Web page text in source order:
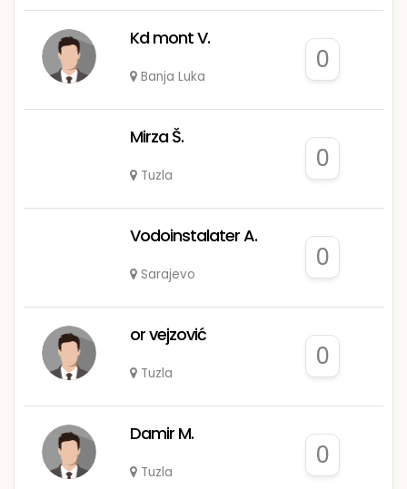
Kd mont V.
Banja Luka
0
Mirza Š.
Tuzla
0
Vodoinstalater A.
Sarajevo
0
or vejzović
Tuzla
0
Damir M.
Tuzla
0